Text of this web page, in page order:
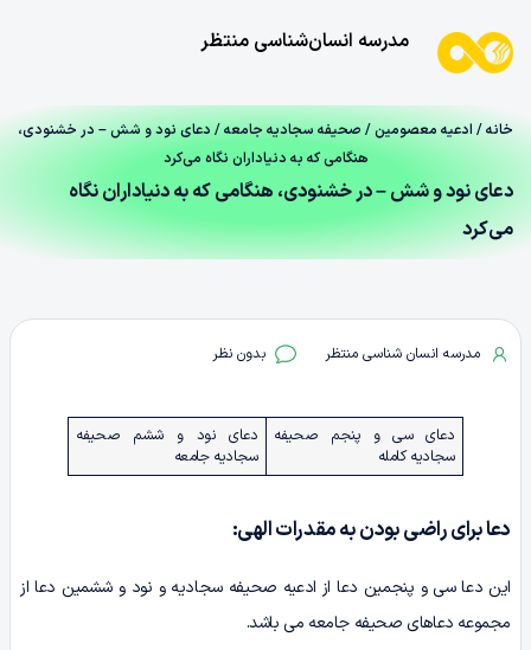
مدرسه انسان‌شناسی منتظر
خانه/ ادعیه معصومین/صحیفه سجادیه جامعه/ دعای نود و شش – در خشنودی،
هنگامی که به دنیاداران نگاه می‌کرد
دعای نود و شش – در خشنودی، هنگامی که به دنیاداران نگاه
می‌کرد
مدرسه انسان شناسی منتظر بدون نظر
دعای سی و پنجم صحیفه
سجادیه کامله
دعای نود و ششم صحیفه
سجادیه جامعه
دعا برای راضی بودن به مقدرات الهی:
این دعا سی و پنجمین دعا از ادعیه صحیفه سجادیه و نود و ششمین دعا از
مجموعه دعاهای صحیفه جامعه می باشد.